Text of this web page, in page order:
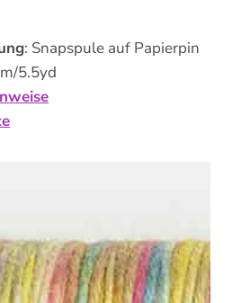
: Snapspule auf Papierpin
5.5yd